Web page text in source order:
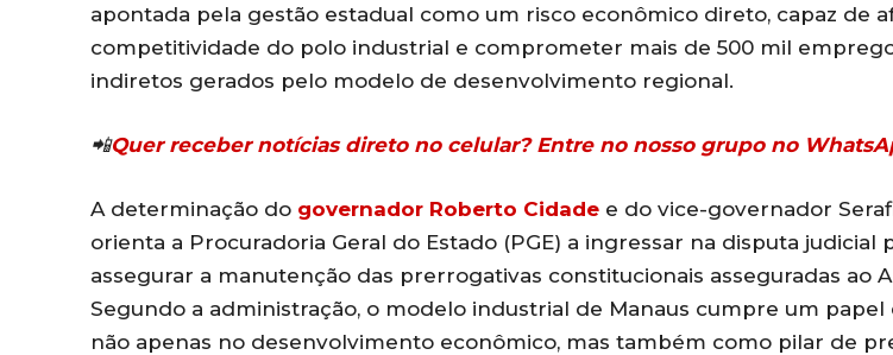
apontada pela gestão estadual como um risco econômico direto, capaz de
competitividade do polo industrial e comprometer mais de 500 mil
indiretos gerados pelo modelo de desenvolvimento regional.
📲Quer receber notícias direto no celular? Entre no nosso grupo no
A determinação do governador Roberto Cidade e do vice-governador
orienta a Procuradoria Geral do Estado (PGE) a ingressar na disputa judicial
assegurar a manutenção das prerrogativas constitucionais asseguradas ao
Segundo a administração, o modelo industrial de Manaus cumpre um papel
não apenas no desenvolvimento econômico, mas também como pilar de